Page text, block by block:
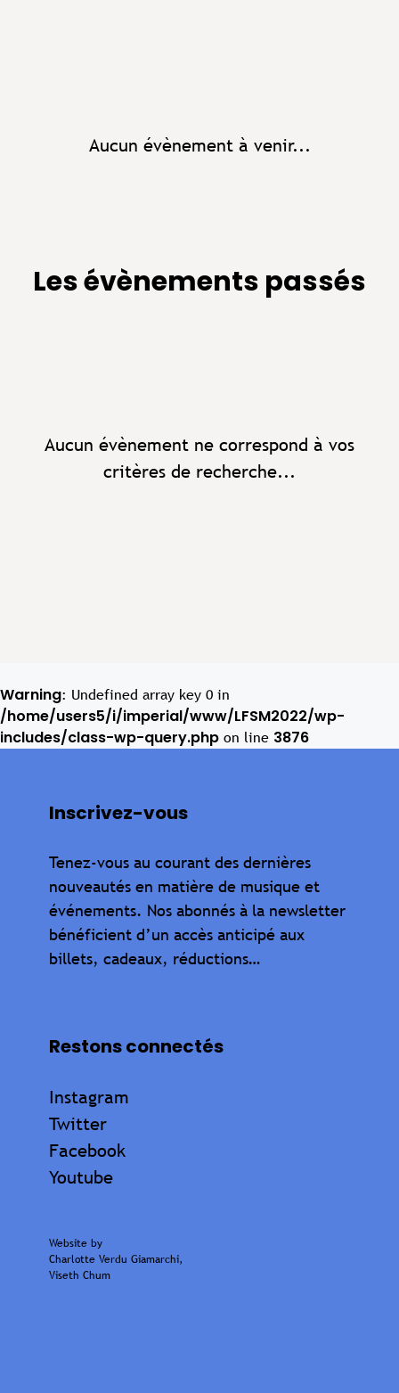
Aucun évènement à venir...
Les évènements passés
Aucun évènement ne correspond à vos
critères de recherche...
Warning: Undefined array key 0 in
/home/users5/i/imperial/www/LFSM2022/wp-
includes/class-wp-query.php on line 3876
Inscrivez-vous
Tenez-vous au courant des dernières
nouveautés en matière de musique et
événements. Nos abonnés à la newsletter
bénéficient d’un accès anticipé aux
billets, cadeaux, réductions…
Restons connectés
Instagram
Twitter
Facebook
Youtube
Website by
Charlotte Verdu Giamarchi,
Viseth Chum